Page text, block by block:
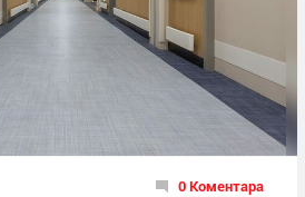
0 Коментара